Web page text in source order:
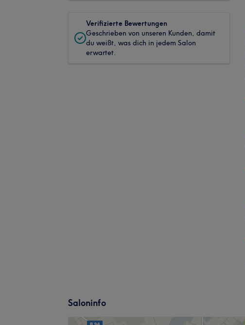
Verifizierte Bewertungen
Geschrieben von unseren Kunden, damit
du weißt, was dich in jedem Salon
erwartet.
Saloninfo